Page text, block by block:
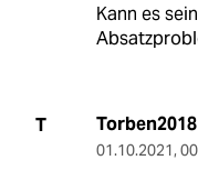
Kann es
T Torben2018
01.10.2021,